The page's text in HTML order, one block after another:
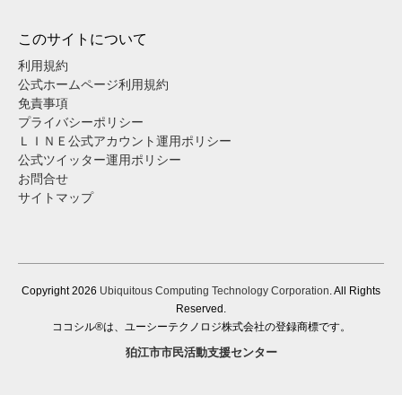
このサイトについて
利用規約
公式ホームページ利用規約
免責事項
プライバシーポリシー
ＬＩＮＥ公式アカウント運用ポリシー
公式ツイッター運用ポリシー
お問合せ
サイトマップ
Copyright2026 Ubiquitous Computing Technology Corporation . All Rights
Reserved.
ココシル®は、ユーシーテクノロジ株式会社の登録商標です。
狛江市市民活動支援センター